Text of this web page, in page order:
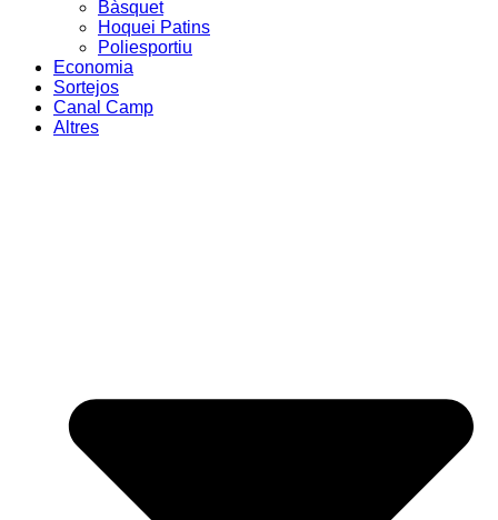
Bàsquet
Hoquei Patins
Poliesportiu
Economia
Sortejos
Canal Camp
Altres